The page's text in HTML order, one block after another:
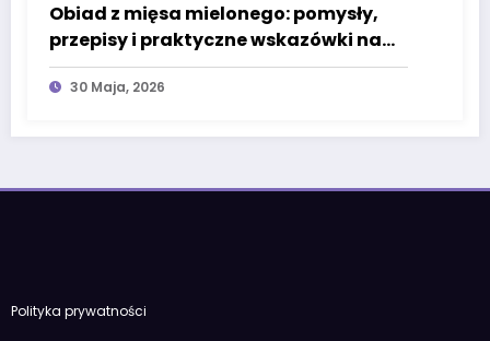
Obiad z mięsa mielonego: pomysły,
przepisy i praktyczne wskazówki na
codzienne gotowanie
30 Maja, 2026
Polityka prywatności